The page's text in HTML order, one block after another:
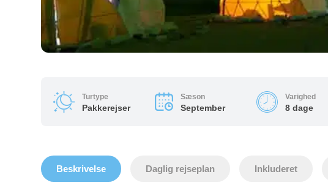
Turtype
Pakkerejser
Sæson
September
Varighed
8 dage
Beskrivelse Daglig rejseplan Inkluderet